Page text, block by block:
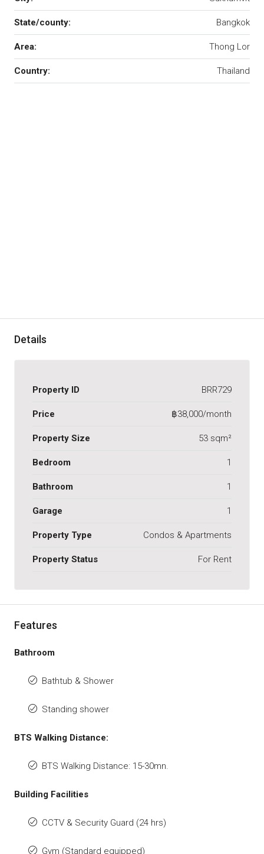
State/county: Bangkok
Area: Thong Lor
Country: Thailand
Details
Property ID BRR729
Price ฿38,000/month
Property Size 53 sqm²
Bedroom 1
Bathroom 1
Garage 1
Property Type Condos & Apartments
Property Status For Rent
Features
Bathroom
Bathtub & Shower
Standing shower
BTS Walking Distance:
BTS Walking Distance: 15-30mn.
Building Facilities
CCTV & Security Guard (24 hrs)
Gym (Standard equipped)